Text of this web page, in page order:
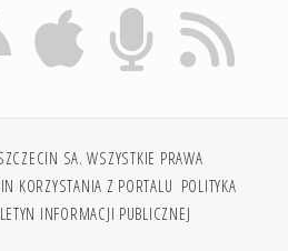
SA. WSZYSTKIE PRAWA
KORZYSTANIA Z PORTALU POLITYKA
INFORMACJI PUBLICZNEJ